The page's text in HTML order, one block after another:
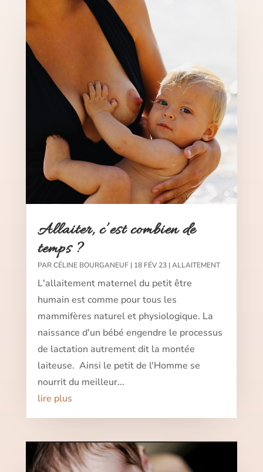
Allaiter, c’est combien de
temps ?
PARCÉLINE BOURGANEUF | 18 FÉV 23|ALLAITEMENT
L'allaitement maternel du petit être
humain est comme pour tous les
mammifères naturel et physiologique. La
naissance d'un bébé engendre le processus
de lactation autrement dit la montée
laiteuse. Ainsi le petit de l'Homme se
nourrit du meilleur...
lire plus